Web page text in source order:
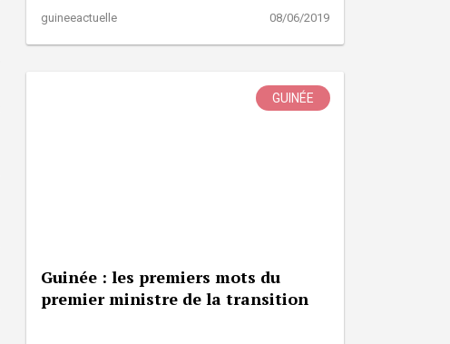
guineeactuelle 08/06/2019
GUINÉE
Guinée : les premiers mots du
premier ministre de la transition